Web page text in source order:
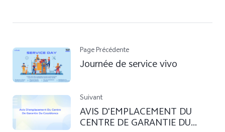
Page Précédente
Journée de service vivo
Suivant
AVIS D'EMPLACEMENT DU
CENTRE DE GARANTIE DU